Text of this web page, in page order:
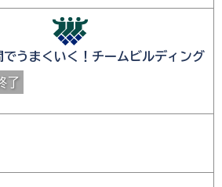
でうまくいく！チームビルディング
了